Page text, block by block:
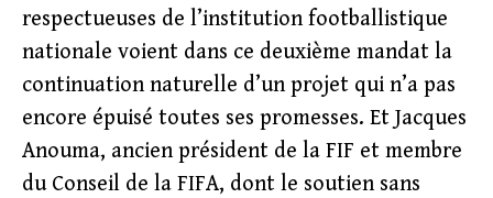
respectueuses de l’institution footballistique
nationale voient dans ce deuxième mandat la
continuation naturelle d’un projet qui n’a pas
encore épuisé toutes ses promesses. Et Jacques
Anouma, ancien président de la FIF et membre
du Conseil de la FIFA, dont le soutien sans